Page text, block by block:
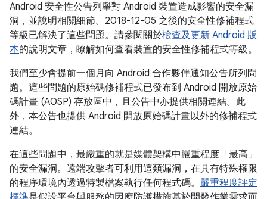
Android 安全性公告列舉對 Android 裝置造成影響的安全漏
洞，並說明相關細節。2018-12-05 之後的安全性修補程式
等級已解決了這些問題。請參閱關於檢查及更新 Android 版
本的說明文章，瞭解如何查看裝置的安全性修補程式等級。
我們至少會提前一個月向 Android 合作夥伴通知公告所列問
題。這些問題的原始碼修補程式已發布到 Android 開放原始
碼計畫 (AOSP) 存放區中，且公告中亦提供相關連結。此
外，本公告也提供 Android 開放原始碼計畫以外的修補程式
連結。
在這些問題中，最嚴重的就是媒體架構中嚴重程度「最高」
的安全漏洞。遠端攻擊者可利用這類漏洞，在具有特殊權限
的程序環境內透過特製檔案執行任何程式碼。 嚴重程度評定